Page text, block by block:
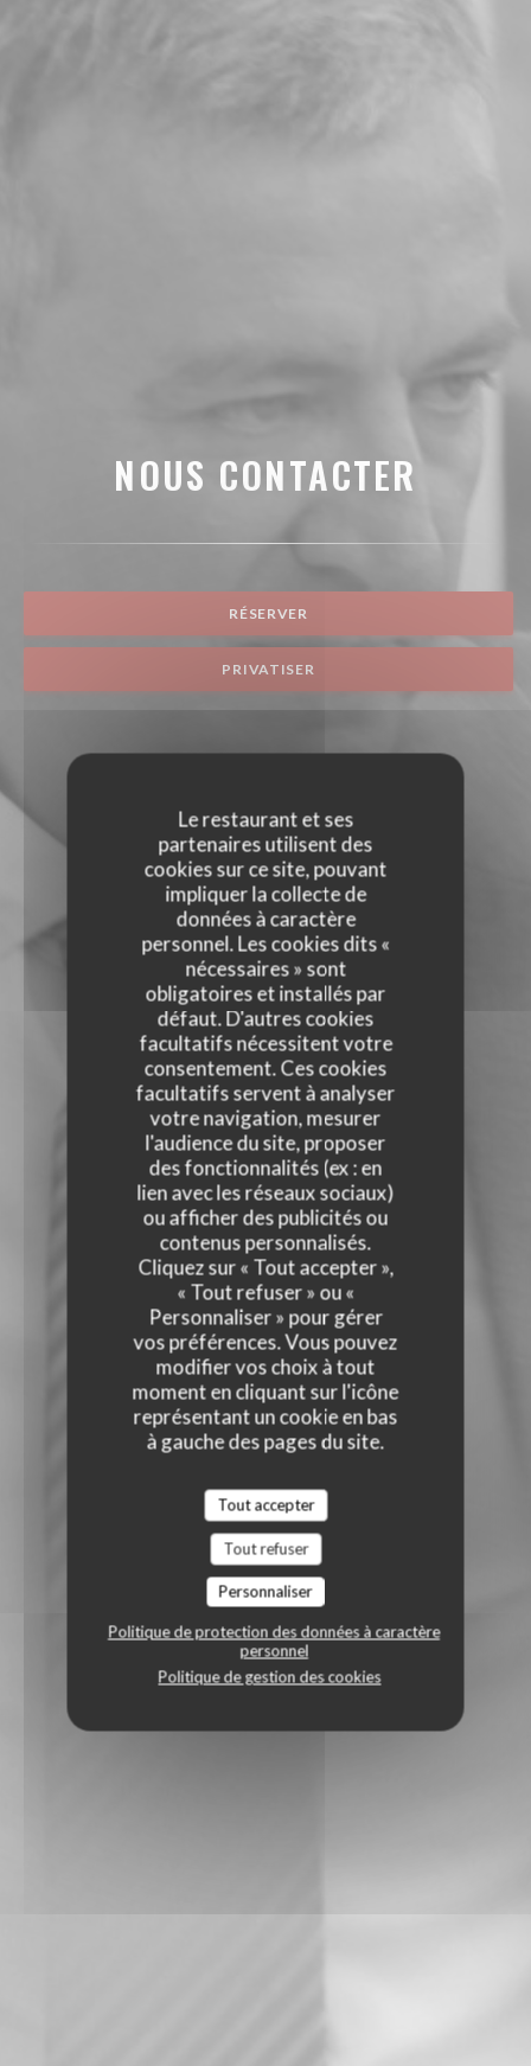
Le restaurant et ses
partenaires utilisent des
cookies sur ce site, pouvant
impliquer la collecte de
données à caractère
personnel. Les cookies dits «
nécessaires » sont
obligatoires et installés par
défaut. D'autres cookies
facultatifs nécessitent votre
consentement. Ces cookies
facultatifs servent à analyser
votre navigation, mesurer
l'audience du site, proposer
des fonctionnalités (ex : en
lien avec les réseaux sociaux)
ou afficher des publicités ou
contenus personnalisés.
Cliquez sur « Tout accepter »,
« Tout refuser » ou «
Personnaliser » pour gérer
vos préférences. Vous pouvez
modifier vos choix à tout
moment en cliquant sur l'icône
représentant un cookie en bas
à gauche des pages du site.
Tout accepter
Tout refuser
Personnaliser
Politique de protection des données à caractère
personnel
Politique de gestion des cookies
NOUS CONTACTER
RÉSERVER
PRIVATISER